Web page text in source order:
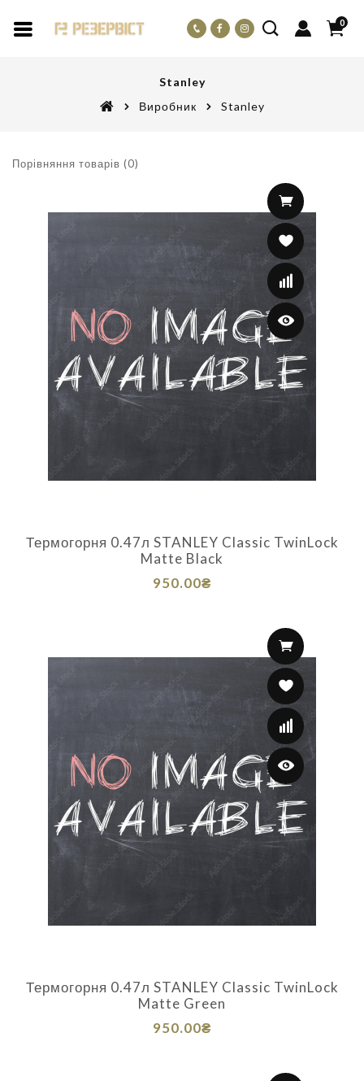
0
Stanley
Виробник
Stanley
Порівняння товарів (0)
Термогорня 0.47л STANLEY Classic TwinLock
Matte Black
950.00₴
Термогорня 0.47л STANLEY Classic TwinLock
Matte Green
950.00₴